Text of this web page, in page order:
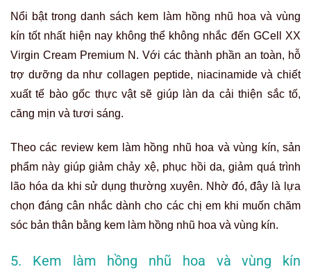
Nổi bật trong danh sách kem làm hồng nhũ hoa và vùng
kín tốt nhất hiện nay không thể không nhắc đến GCell XX
Virgin Cream Premium N. Với các thành phần an toàn, hỗ
trợ dưỡng da như collagen peptide, niacinamide và chiết
xuất tế bào gốc thực vật sẽ giúp làn da cải thiện sắc tố,
căng mịn và tươi sáng.
Theo các review kem làm hồng nhũ hoa và vùng kín, sản
phẩm này giúp giảm chảy xệ, phục hồi da, giảm quá trình
lão hóa da khi sử dụng thường xuyên. Nhờ đó, đây là lựa
chọn đáng cân nhắc dành cho các chị em khi muốn chăm
sóc bản thân bằng kem làm hồng nhũ hoa và vùng kín.
5. Kem làm hồng nhũ hoa và vùng kín